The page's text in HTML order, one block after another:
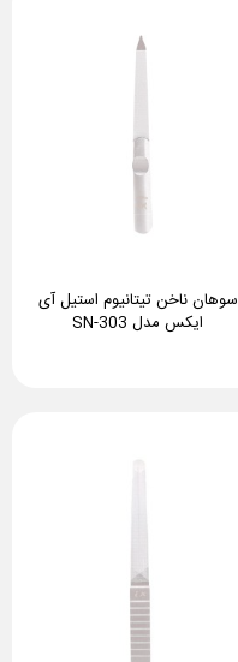
سوهان ناخن تیتانیوم استیل آی
ایکس مدل SN-303